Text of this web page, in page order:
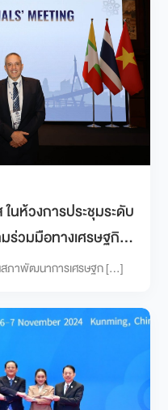
นห้วงการประชุมระดับ
ร่วมมือทางเศรษฐกิจ
สภาพัฒนาการเศรษฐก […]